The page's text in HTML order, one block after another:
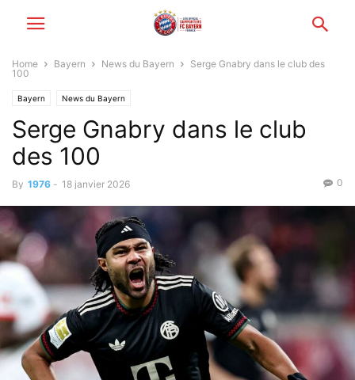
Home Bayern News du Bayern
Serge Gnabry dans le club des
100
Bayern News du Bayern
Serge Gnabry dans le club
des 100
By 1976 - 18 janvier 2026 0